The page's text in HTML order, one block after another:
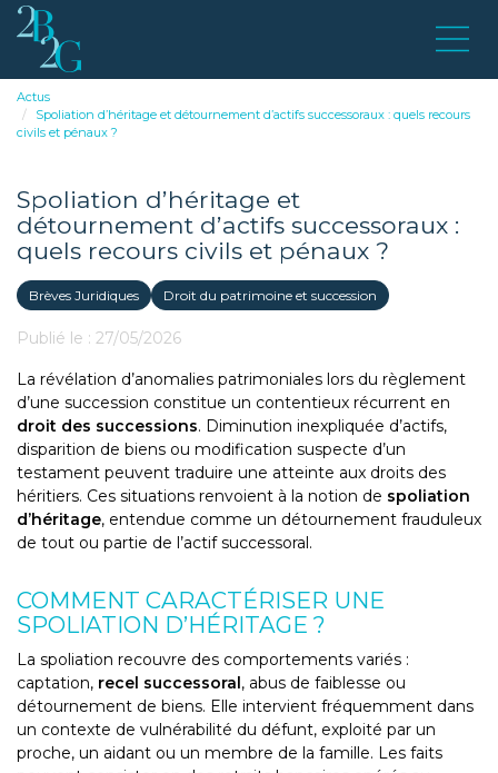
Actus
Spoliation d’héritage et détournement d’actifs successoraux : quels recours
civils et pénaux ?
Spoliation d’héritage et
détournement d’actifs successoraux :
quels recours civils et pénaux ?
Publié le : 27/05/2026
Brèves Juridiques Droit du patrimoine et succession
La révélation d’anomalies patrimoniales lors du règlement
d’une succession constitue un contentieux récurrent en
droit des successions. Diminution inexpliquée d’actifs,
disparition de biens ou modification suspecte d’un
testament peuvent traduire une atteinte aux droits des
héritiers. Ces situations renvoient à la notion de spoliation
d’héritage, entendue comme un détournement frauduleux
de tout ou partie de l’actif successoral.
COMMENT CARACTÉRISER UNE
SPOLIATION D’HÉRITAGE ?
La spoliation recouvre des comportements variés :
captation, recel successoral, abus de faiblesse ou
détournement de biens. Elle intervient fréquemment dans
un contexte de vulnérabilité du défunt, exploité par un
proche, un aidant ou un membre de la famille. Les faits